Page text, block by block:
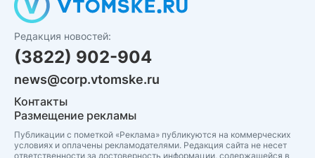
Редакция новостей:
(3822) 902-904
news@corp.vtomske.ru
Контакты
Размещение рекламы
Публикации с пометкой «Реклама» публикуются на коммерческих
условиях и оплачены рекламодателями. Редакция сайта не несет
ответственности за достоверность информации, содержащейся в